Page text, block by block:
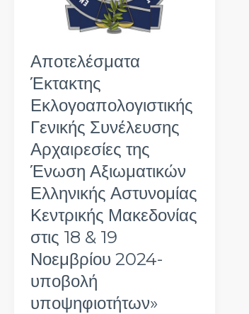
Αποτελέσματα
Έκτακτης
Εκλογοαπολογιστικής
Γενικής Συνέλευσης
Αρχαιρεσίες της
Ένωση Αξιωματικών
Ελληνικής Αστυνομίας
Κεντρικής Μακεδονίας
στις 18 & 19
Νοεμβρίου 2024-
υποβολή
υποψηφιοτήτων»
Ελληνικής
Αστυνομίας
Μακεδονίας
στις
18
&
19
Νοεμβρίου
2024-
υποβολή
υποψηφιοτήτων»